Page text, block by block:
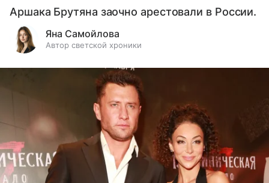
Аршака Брутяна заочно арестовали в России.
Яна Самойлова
Автор светской хроники